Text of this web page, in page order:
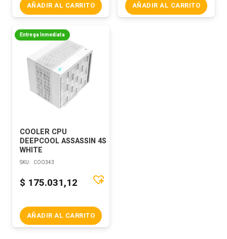
AÑADIR AL CARRITO AÑADIR AL CARRITO
Entrega Inmediata
COOLER CPU
DEEPCOOL ASSASSIN 4S
WHITE
SKU: COO343
$ 175.031,12
AÑADIR AL CARRITO